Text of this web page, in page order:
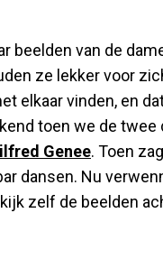
beelden van de
ze lekker voor
elkaar vinden, en
toen we de
Genee. Toen
dansen. Nu
zelf de beelden